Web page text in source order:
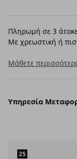
Πληρωμή σε 3
Με χρεωστική ή
Μάθετε
Υπηρεσία